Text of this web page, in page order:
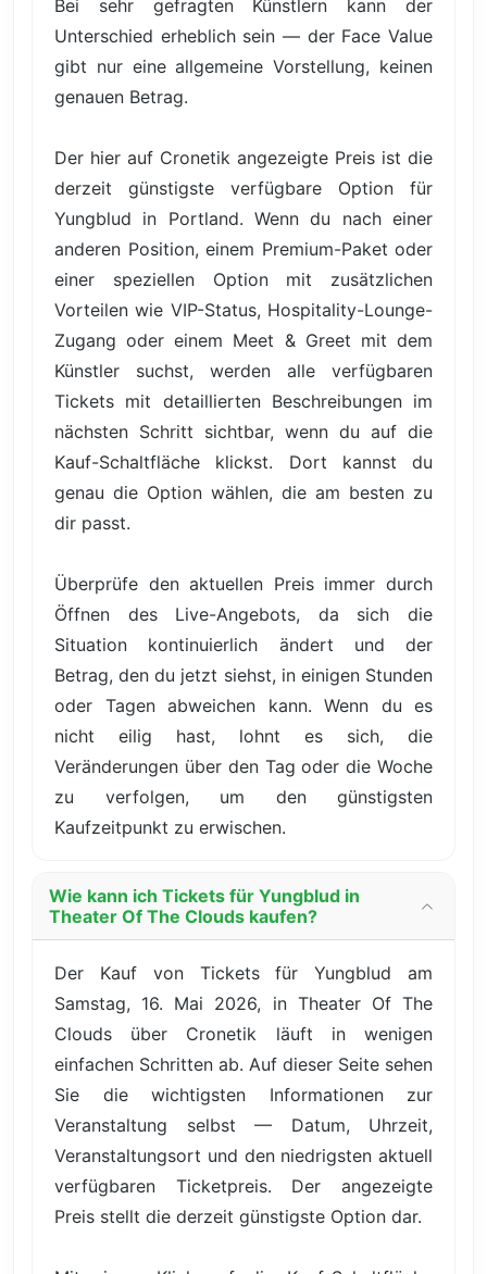
Bei sehr gefragten Künstlern kann der
Unterschied erheblich sein — der Face Value
gibt nur eine allgemeine Vorstellung, keinen
genauen Betrag.
Der hier auf Cronetik angezeigte Preis ist die
derzeit günstigste verfügbare Option für
Yungblud in Portland. Wenn du nach einer
anderen Position, einem Premium-Paket oder
einer speziellen Option mit zusätzlichen
Vorteilen wie VIP-Status, Hospitality-Lounge-
Zugang oder einem Meet & Greet mit dem
Künstler suchst, werden alle verfügbaren
Tickets mit detaillierten Beschreibungen im
nächsten Schritt sichtbar, wenn du auf die
Kauf-Schaltfläche klickst. Dort kannst du
genau die Option wählen, die am besten zu
dir passt.
Überprüfe den aktuellen Preis immer durch
Öffnen des Live-Angebots, da sich die
Situation kontinuierlich ändert und der
Betrag, den du jetzt siehst, in einigen Stunden
oder Tagen abweichen kann. Wenn du es
nicht eilig hast, lohnt es sich, die
Veränderungen über den Tag oder die Woche
zu verfolgen, um den günstigsten
Kaufzeitpunkt zu erwischen.
Wie kann ich Tickets für Yungblud in
Theater Of The Clouds kaufen?
Der Kauf von Tickets für Yungblud am
Samstag, 16. Mai 2026, in Theater Of The
Clouds über Cronetik läuft in wenigen
einfachen Schritten ab. Auf dieser Seite sehen
Sie die wichtigsten Informationen zur
Veranstaltung selbst — Datum, Uhrzeit,
Veranstaltungsort und den niedrigsten aktuell
verfügbaren Ticketpreis. Der angezeigte
Preis stellt die derzeit günstigste Option dar.